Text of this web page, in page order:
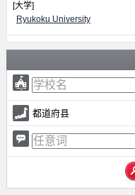
[大学]
Ryukoku University
都道府县